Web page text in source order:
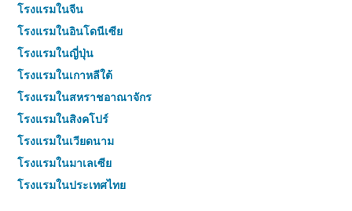
โรงแรมในจีน
โรงแรมในอินโดนีเซีย
โรงแรมในญี่ปุ่น
โรงแรมในเกาหลีใต้
โรงแรมในสหราชอาณาจักร
โรงแรมในสิงคโปร์
โรงแรมในเวียดนาม
โรงแรมในมาเลเซีย
โรงแรมในประเทศไทย